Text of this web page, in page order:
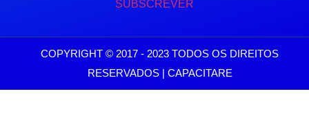
SUBSCREVER
COPYRIGHT © 2017 - 2023 TODOS OS DIREITOS
RESERVADOS | CAPACITARE